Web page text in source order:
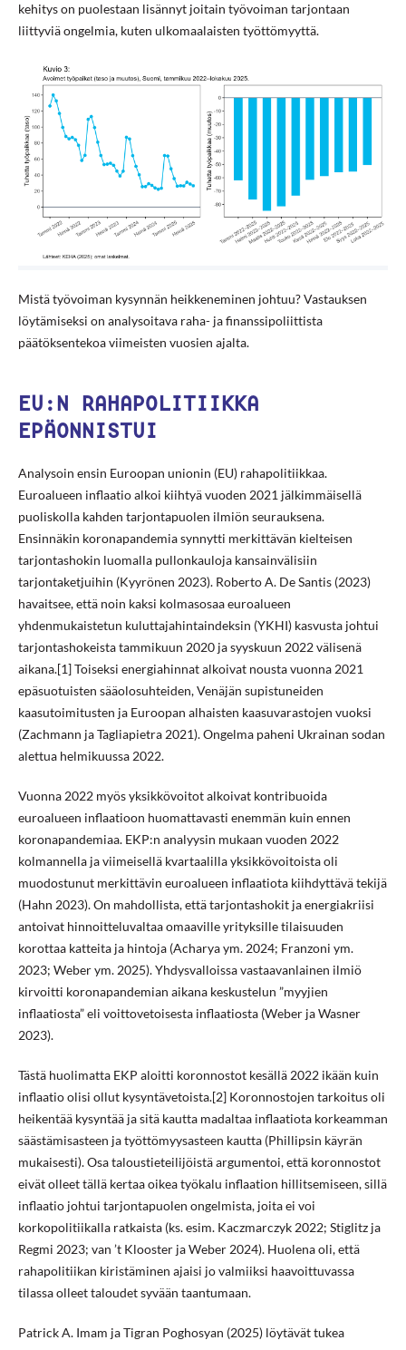
kehitys on puolestaan lisännyt joitain työvoiman tarjontaan
liittyviä ongelmia, kuten ulkomaalaisten työttömyyttä.
Mistä työvoiman kysynnän heikkeneminen johtuu? Vastauksen
löytämiseksi on analysoitava raha- ja finanssipoliittista
päätöksentekoa viimeisten vuosien ajalta.
EU:N RAHAPOLITIIKKA
EPÄONNISTUI
Analysoin ensin Euroopan unionin (EU) rahapolitiikkaa.
Euroalueen inflaatio alkoi kiihtyä vuoden 2021 jälkimmäisellä
puoliskolla kahden tarjontapuolen ilmiön seurauksena.
Ensinnäkin koronapandemia synnytti merkittävän kielteisen
tarjontashokin luomalla pullonkauloja kansainvälisiin
tarjontaketjuihin (Kyyrönen 2023). Roberto A. De Santis (2023)
havaitsee, että noin kaksi kolmasosaa euroalueen
yhdenmukaistetun kuluttajahintaindeksin (YKHI) kasvusta johtui
tarjontashokeista tammikuun 2020 ja syyskuun 2022 välisenä
aikana.[1] Toiseksi energiahinnat alkoivat nousta vuonna 2021
epäsuotuisten sääolosuhteiden, Venäjän supistuneiden
kaasutoimitusten ja Euroopan alhaisten kaasuvarastojen vuoksi
(Zachmann ja Tagliapietra 2021). Ongelma paheni Ukrainan sodan
alettua helmikuussa 2022.
Vuonna 2022 myös yksikkövoitot alkoivat kontribuoida
euroalueen inflaatioon huomattavasti enemmän kuin ennen
koronapandemiaa. EKP:n analyysin mukaan vuoden 2022
kolmannella ja viimeisellä kvartaalilla yksikkövoitoista oli
muodostunut merkittävin euroalueen inflaatiota kiihdyttävä tekijä
(Hahn 2023). On mahdollista, että tarjontashokit ja energiakriisi
antoivat hinnoitteluvaltaa omaaville yrityksille tilaisuuden
korottaa katteita ja hintoja (Acharya ym. 2024; Franzoni ym.
2023; Weber ym. 2025). Yhdysvalloissa vastaavanlainen ilmiö
kirvoitti koronapandemian aikana keskustelun ”myyjien
inflaatiosta” eli voittovetoisesta inflaatiosta (Weber ja Wasner
2023).
Tästä huolimatta EKP aloitti koronnostot kesällä 2022 ikään kuin
inflaatio olisi ollut kysyntävetoista.[2] Koronnostojen tarkoitus oli
heikentää kysyntää ja sitä kautta madaltaa inflaatiota korkeamman
säästämisasteen ja työttömyysasteen kautta (Phillipsin käyrän
mukaisesti). Osa taloustieteilijöistä argumentoi, että koronnostot
eivät olleet tällä kertaa oikea työkalu inflaation hillitsemiseen, sillä
inflaatio johtui tarjontapuolen ongelmista, joita ei voi
korkopolitiikalla ratkaista (ks. esim. Kaczmarczyk 2022; Stiglitz ja
Regmi 2023; van ’t Klooster ja Weber 2024). Huolena oli, että
rahapolitiikan kiristäminen ajaisi jo valmiiksi haavoittuvassa
tilassa olleet taloudet syvään taantumaan.
Patrick A. Imam ja Tigran Poghosyan (2025) löytävät tukea